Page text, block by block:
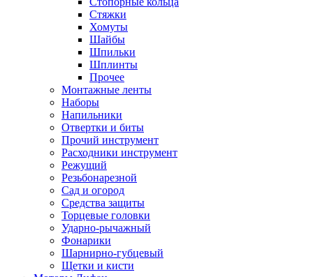
Стяжки
Хомуты
Шайбы
Шпильки
Шплинты
Прочее
Монтажные ленты
Наборы
Напильники
Отвертки и биты
Прочий инструмент
Расходники инструмент
Режущий
Резьбонарезной
Сад и огород
Средства защиты
Торцевые головки
Ударно-рычажный
Фонарики
Шарнирно-губцевый
Щетки и кисти